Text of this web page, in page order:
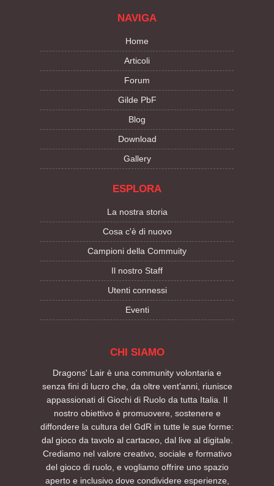
NAVIGA
Home
Articoli
Forum
Gilde PbF
Blog
Download
Gallery
ESPLORA
La nostra storia
Cosa c'è di nuovo
Campioni della Commuity
Il nostro Staff
Utenti connessi
Eventi
CHI SIAMO
Dragons' Lair è una community volontaria e
senza fini di lucro che, da oltre vent’anni, riunisce
appassionati di Giochi di Ruolo da tutta Italia. Il
nostro obiettivo è promuovere, sostenere e
diffondere la cultura del GdR in tutte le sue forme:
dal gioco da tavolo al cartaceo, dal live al digitale.
Crediamo nel valore creativo, sociale e formativo
del gioco di ruolo, e vogliamo offrire uno spazio
aperto e inclusivo dove condividere esperienze,